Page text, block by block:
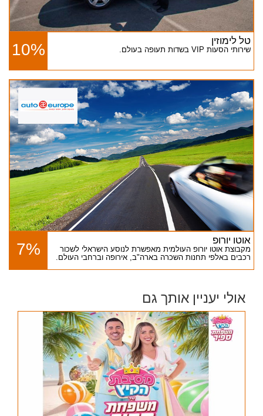
טל לימוזין
שירותי הסעות VIP בשדות תעופה בעולם. 10%
אוטו יורופ
מקבוצת אוטו יורופ העולמית מאפשרת לנוסע הישראלי לשכור
רכבים באלפי תחנות השכרה בארה"ב, אירופה וברחבי העולם.
7%
אולי יעניין אותך גם